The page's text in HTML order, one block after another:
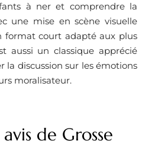
à ner et comprendre la
une mise en scène visuelle
format court adapté aux plus
aussi un classique apprécié
la discussion sur les émotions
moralisateur.
de Grosse